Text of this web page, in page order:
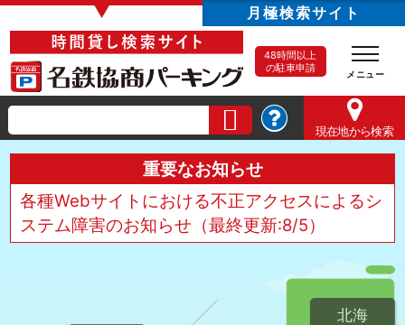
▼ 月極検索サイト
48時間以上
の駐車申請
現在地から検索
重要なお知らせ
各種Webサイトにおける不正アクセスによるシ
ステム障害のお知らせ（最終更新:8/5）
北海